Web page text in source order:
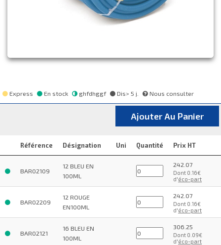
Express En stock ghfdhggf Dis> 5 j. Nous consulter
Ajouter Au Panier
Référence Désignation Uni Quantité Prix HT
BAR02109
12 BLEU EN
100ML
242.07
Dont 0.16€
d'éco-part
BAR02209
12 ROUGE
EN100ML
242.07
Dont 0.16€
d'éco-part
BAR02121
16 BLEU EN
100ML
306.25
Dont 0.09€
d'éco-part